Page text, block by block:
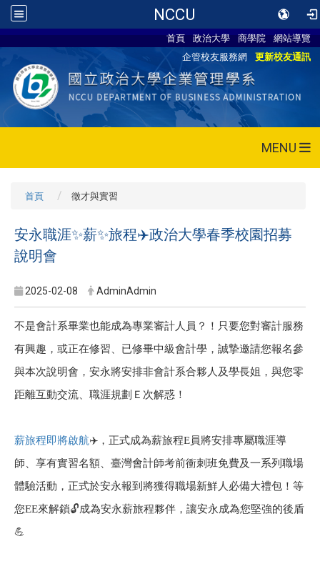
NCCU
首頁 政治大學 商學院
網站導覽
企管校友服務網
更新校友通訊
MENU
首頁 徵才與實習
安永職涯✨薪✨旅程✈️政治大學春季校園招募
說明會
2025-02-08 AdminAdmin
不是會計系畢業也能成為專業審計人員？！只要您對審計服務
有興趣，或正在修習、已修畢中級會計學，誠摯邀請您報名參
與本次說明會，安永將安排非會計系合夥人及學長姐，與您零
距離互動交流、職涯規劃Ｅ次解惑！
薪旅程即將啟航✈️ ，正式成為薪旅程E員將安排專屬職涯導
師、享有實習名額、臺灣會計師考前衝刺班免費及一系列職場
體驗活動，正式於安永報到將獲得職場新鮮人必備大禮包！等
您EE來解鎖🔓成為安永薪旅程夥伴，讓安永成為您堅強的後盾
💪